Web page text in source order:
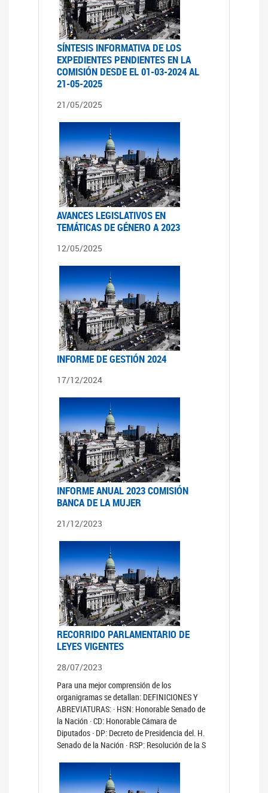
SÍNTESIS INFORMATIVA DE LOS
EXPEDIENTES PENDIENTES EN LA
COMISIÓN DESDE EL 01-03-2024 AL
21-05-2025
21/05/2025
AVANCES LEGISLATIVOS EN
TEMÁTICAS DE GÉNERO A 2023
12/05/2025
INFORME DE GESTIÓN 2024
17/12/2024
INFORME ANUAL 2023 COMISIÓN
BANCA DE LA MUJER
21/12/2023
RECORRIDO PARLAMENTARIO DE
LEYES VIGENTES
28/07/2023
Para una mejor comprensión de los
organigramas se detallan: DEFINICIONES Y
ABREVIATURAS: · HSN: Honorable Senado de
la Nación · CD: Honorable Cámara de
Diputados · DP: Decreto de Presidencia del. H.
Senado de la Nación · RSP: Resolución de la S